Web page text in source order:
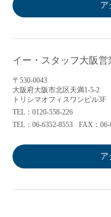
ア
イー・スタッフ大阪営
〒530-0043
大阪府大阪市北区天満1-5-2
トリシマオフィスワンビル3F
TEL：0120-558-226
TEL：06-6352-8553
FAX：06-
ア